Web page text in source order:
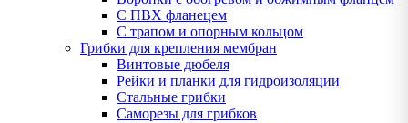
С ПВХ фланецем
С трапом и опорным кольцом
Грибки для крепления мембран
Винтовые дюбеля
Рейки и планки для гидроизоляции
Стальные грибки
Саморезы для грибков